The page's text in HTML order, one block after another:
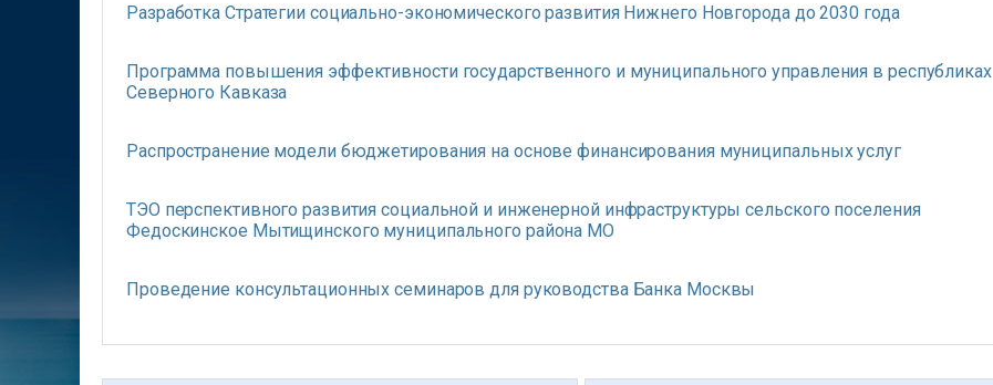
Разработка Стратегии социально-экономического развития Нижнего Новгорода до 2030 года
Программа повышения эффективности государственного и муниципального управления в республиках
Северного Кавказа
Распространение модели бюджетирования на основе финансирования муниципальных услуг
ТЭО перспективного развития социальной и инженерной инфраструктуры сельского поселения
Федоскинское Мытищинского муниципального района МО
Проведение консультационных семинаров для руководства Банка Москвы